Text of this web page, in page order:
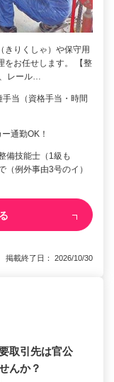
きりくしゃ）や保守用
をお任せします。 【整
レール…
当（資格手当・時間
通勤OK！
備技能士（1級も
例外事由3号のイ）
載終了日： 2026/10/30
取引先は官公
んか？